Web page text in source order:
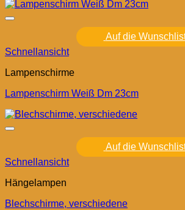
Auf die
Schnellansicht
Lampenschirme
Lampenschirm Weiß Dm 23cm
Auf die
Schnellansicht
Hängelampen
Blechschirme, verschiedene